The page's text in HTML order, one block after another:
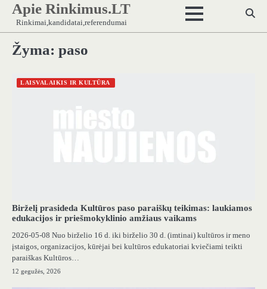
Skip
content
Apie Rinkimus.LT
Rinkimai,kandidatai,referendumai
Žyma: paso
LAISVALAIKIS IR KULTŪRA
Birželį prasideda Kultūros paso paraiškų teikimas: laukiamos
edukacijos ir priešmokyklinio amžiaus vaikams
2026-05-08 Nuo birželio 16 d. iki birželio 30 d. (imtinai) kultūros ir meno
įstaigos, organizacijos, kūrėjai bei kultūros edukatoriai kviečiami teikti
paraiškas Kultūros…
12 gegužės, 2026